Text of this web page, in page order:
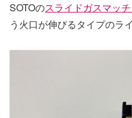
SOTOのスライドガスマッ
う火口が伸びるタイプのラ